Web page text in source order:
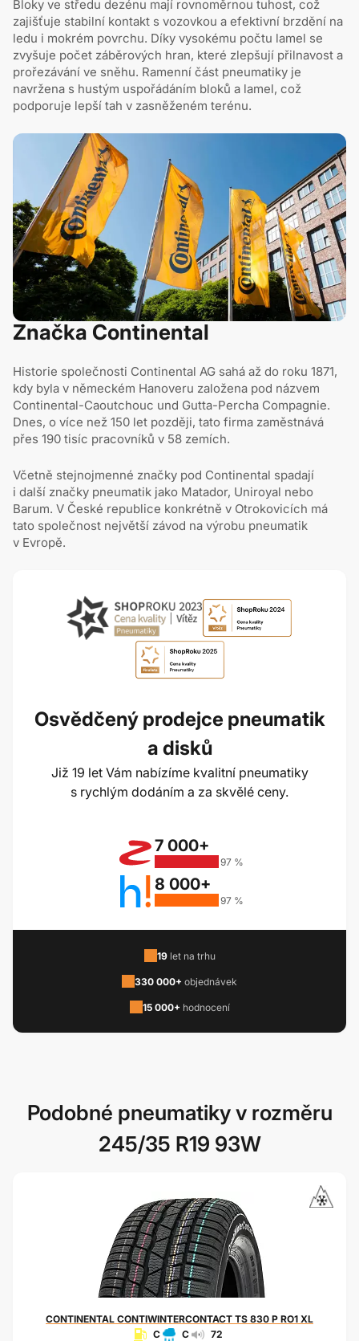
Bloky ve středu dezénu mají rovnoměrnou tuhost, což
zajišťuje stabilní kontakt s vozovkou a efektivní brzdění na
ledu i mokrém povrchu. Díky vysokému počtu lamel se
zvyšuje počet záběrových hran, které zlepšují přilnavost a
prořezávání ve sněhu. Ramenní část pneumatiky je
navržena s hustým uspořádáním bloků a lamel, což
podporuje lepší tah v zasněženém terénu.
Značka Continental
Historie společnosti Continental AG sahá až do roku 1871,
kdy byla v německém Hanoveru založena pod názvem
Continental-Caoutchouc und Gutta-Percha Compagnie.
Dnes, o více než 150 let později, tato firma zaměstnává
přes 190 tisíc pracovníků v 58 zemích.
Včetně stejnojmenné značky pod Continental spadají
i další značky pneumatik jako Matador, Uniroyal nebo
Barum. V České republice konkrétně v Otrokovicích má
tato společnost největší závod na výrobu pneumatik
v Evropě.
Osvědčený prodejce pneumatik
a disků
Již 19 let Vám nabízíme kvalitní pneumatiky
s rychlým dodáním a za skvělé ceny.
7 000+
97 %
8 000+
97 %
19let na trhu
330 000+ objednávek
15 000+ hodnocení
Podobné pneumatiky v rozměru
245/35 R19 93W
CONTINENTAL CONTIWINTERCONTACT TS 830 P RO1 XL
C
C 72